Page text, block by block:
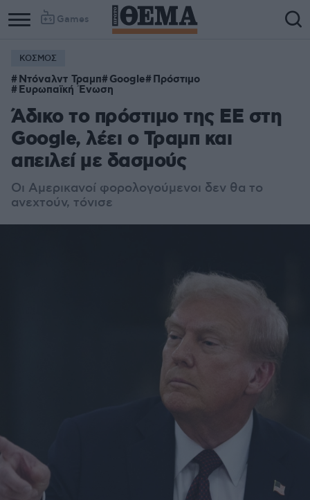
Games
ΚΟΣΜΟΣ
Ντόναλντ Τραμπ Google Πρόστιμο
Ευρωπαϊκή Ένωση
Άδικο το πρόστιμο της ΕΕ στη
Google, λέει ο Τραμπ και
απειλεί με δασμούς
Οι Αμερικανοί φορολογούμενοι δεν θα το
ανεχτούν, τόνισε